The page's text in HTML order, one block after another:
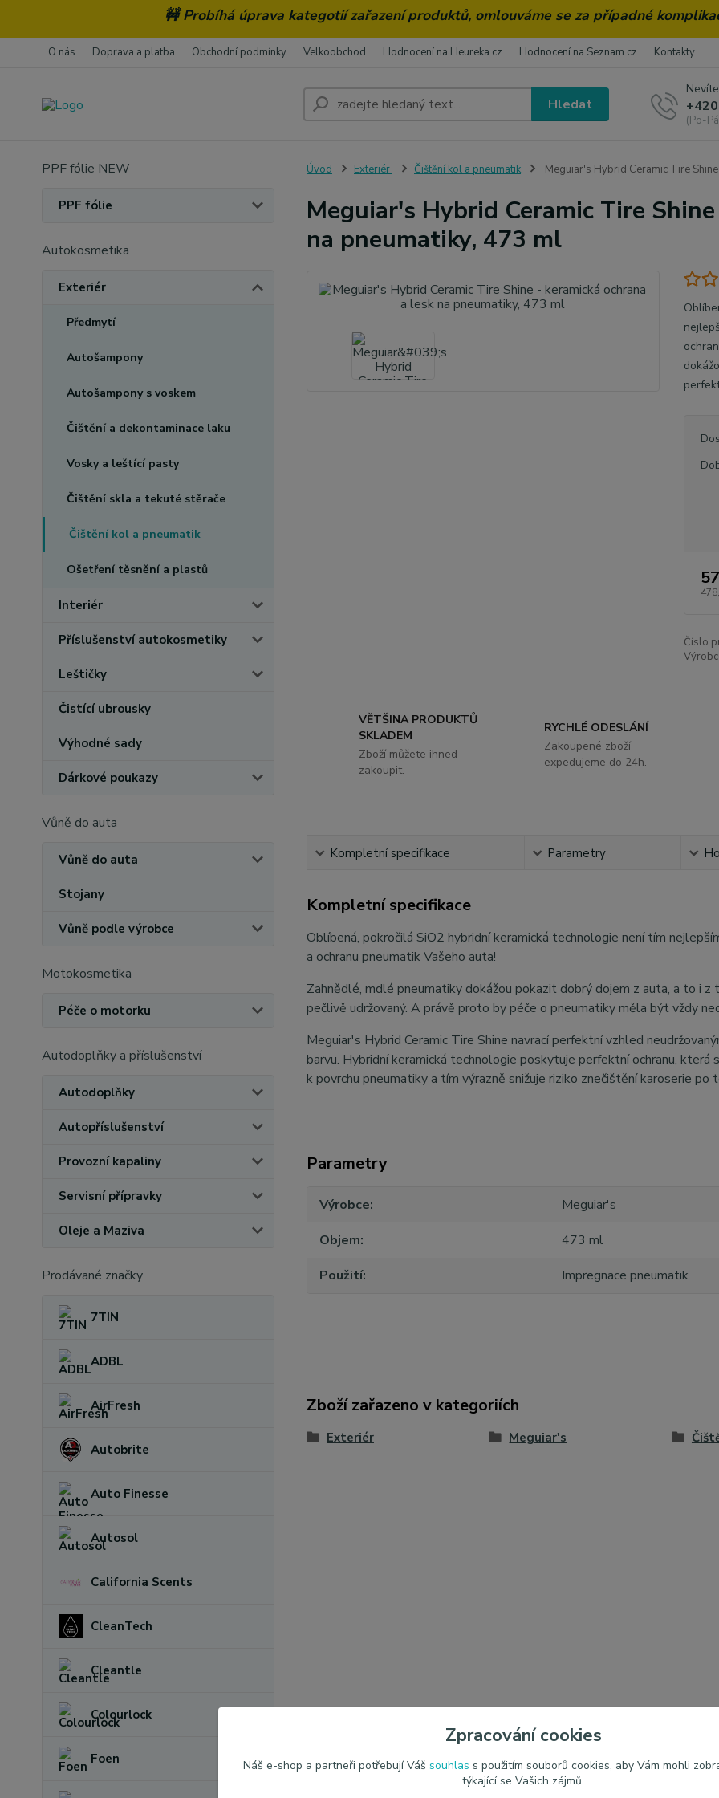
🚧 Probíhá úprava kategotií zařazení produktů, omlouváme se za případné
O nás Doprava a platba Obchodní podmínky Velkoobchod Hodnocení na Heureka.cz Hodnocení na Seznam.cz Kontakty
Hledat
(Po-
PPF fólie NEW
PPF fólie
Autokosmetika
Exteriér
Předmytí
Autošampony
Autošampony s voskem
Čištění a dekontaminace laku
Vosky a leštící pasty
Čištění skla a tekuté stěrače
Čištění kol a pneumatik
Ošetření těsnění a plastů
Interiér
Příslušenství autokosmetiky
Leštičky
Čistící ubrousky
Výhodné sady
Dárkové poukazy
Vůně do auta
Vůně do auta
Stojany
Vůně podle výrobce
Motokosmetika
Péče o motorku
Autodoplňky a příslušenství
Autodoplňky
Autopříslušenství
Provozní kapaliny
Servisní přípravky
Oleje a Maziva
Prodávané značky
7TIN
ADBL
AirFresh
Autobrite
Auto Finesse
Autosol
California Scents
CleanTech
Cleantle
Colourlock
Foen
Úvod Exteriér Čištění kol a pneumatik Meguiar's Hybrid Ceramic Tire
Meguiar's Hybrid Ceramic Tire
na pneumatiky, 473 ml
Číslo
VĚTŠINA PRODUKTŮ
SKLADEM
Zboží můžete ihned
zakoupit.
RYCHLÉ ODESLÁNÍ
Zakoupené zboží
expedujeme do 24h.
Kompletní specifikace Parametry
Kompletní specifikace
Oblíbená, pokročilá SiO2 hybridní keramická technologie není tím
a ochranu pneumatik Vašeho auta!
Zahnědlé, mdlé pneumatiky dokážou pokazit dobrý dojem z auta, a to i
pečlivě udržovaný. A právě proto by péče o pneumatiky měla být vždy
Meguiar's Hybrid Ceramic Tire Shine navrací perfektní vzhled
barvu. Hybridní keramická technologie poskytuje perfektní ochranu,
k povrchu pneumatiky a tím výrazně snižuje riziko znečištění karoserie
Parametry
Výrobce
Meguiar's
Objem
473 ml
Použití
Impregnace pneumatik
Zboží zařazeno v kategoriích
Exteriér Meguiar's
Zpracování cookies
Náš e-shop a partneři potřebují Váš souhlas s použitím souborů cookies, aby Vám mohli
týkající se Vašich zájmů.